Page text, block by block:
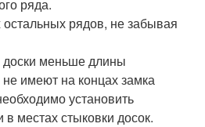
ряда.
рядов, не забывая
доски меньше длины
имеют на концах замка
установить
местах стыковки досок.